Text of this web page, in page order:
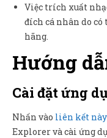
Việc trích xuất
đích cá nhân do có
hãng.
Hướng
Cài đặt ứng
Nhấn vào liên kết này
Explorer và cài ứng